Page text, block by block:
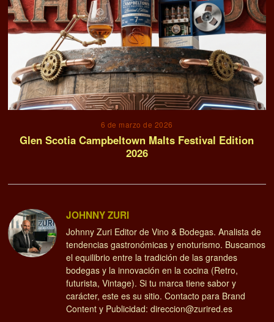
6 de marzo de 2026
Glen Scotia Campbeltown Malts Festival Edition
2026
JOHNNY ZURI
Johnny Zuri Editor de Vino & Bodegas. Analista de
tendencias gastronómicas y enoturismo. Buscamos
el equilibrio entre la tradición de las grandes
bodegas y la innovación en la cocina (Retro,
futurista, Vintage). Si tu marca tiene sabor y
carácter, este es su sitio. Contacto para Brand
Content y Publicidad: direccion@zurired.es